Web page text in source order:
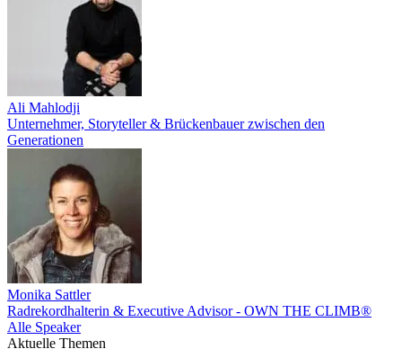
Ali Mahlodji
Unternehmer, Storyteller & Brückenbauer zwischen den
Generationen
Monika Sattler
Radrekordhalterin & Executive Advisor - OWN THE CLIMB®
Alle Speaker
Aktuelle Themen